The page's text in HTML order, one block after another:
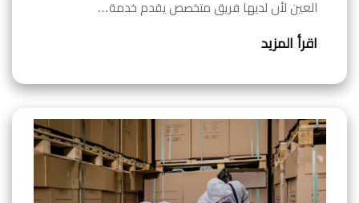
العين لأن لديها فريق متخصص يقدم خدمة…
اقرأ المزيد